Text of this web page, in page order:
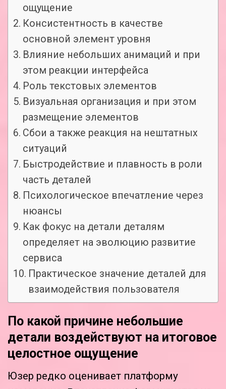
ощущение
Консистентность в качестве
основной элемент уровня
Влияние небольших анимаций и при
этом реакции интерфейса
Роль текстовых элементов
Визуальная организация и при этом
размещение элементов
Сбои а также реакция на нештатных
ситуаций
Быстродействие и плавность в роли
часть деталей
Психологическое впечатление через
нюансы
Как фокус на детали деталям
определяет на эволюцию развитие
сервиса
Практическое значение деталей для
взаимодействия пользователя
По какой причине небольшие
детали воздействуют на итоговое
целостное ощущение
Юзер редко оценивает платформу